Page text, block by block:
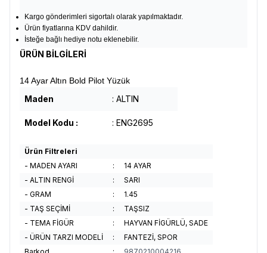
Kargo gönderimleri sigortalı olarak yapılmaktadır.
Ürün fiyatlarına KDV dahildir.
İsteğe bağlı hediye notu eklenebilir.
ÜRÜN BİLGİLERİ
14 Ayar Altın Bold Pilot Yüzük
Maden : ALTIN
Model Kodu : : ENG2695
Ürün Filtreleri
- MADEN AYARI
:
14 AYAR
- ALTIN RENGİ
:
SARI
- GRAM
:
1.45
- TAŞ SEÇİMİ
:
TAŞSIZ
- TEMA FİGÜR
:
HAYVAN FİGÜRLÜ, SADE
- ÜRÜN TARZI MODELİ
:
FANTEZİ, SPOR